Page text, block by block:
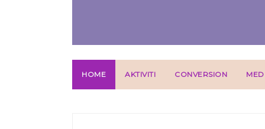
HOME AKTIVITI CONVERSION